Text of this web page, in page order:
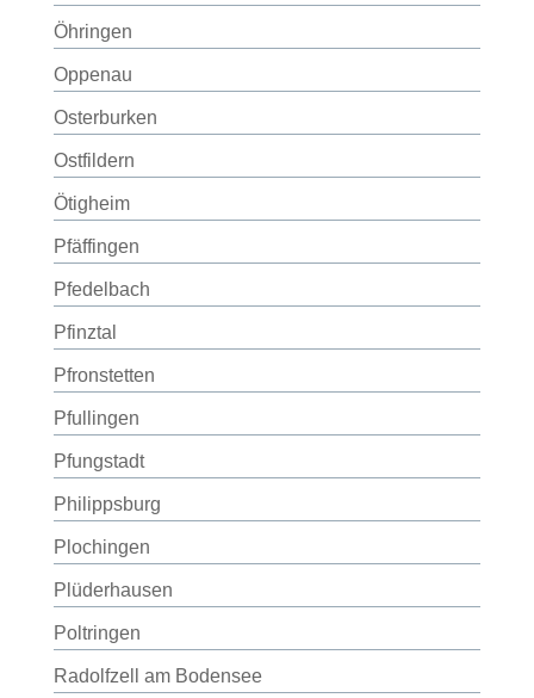
Öhringen
Oppenau
Osterburken
Ostfildern
Ötigheim
Pfäffingen
Pfedelbach
Pfinztal
Pfronstetten
Pfullingen
Pfungstadt
Philippsburg
Plochingen
Plüderhausen
Poltringen
Radolfzell am Bodensee